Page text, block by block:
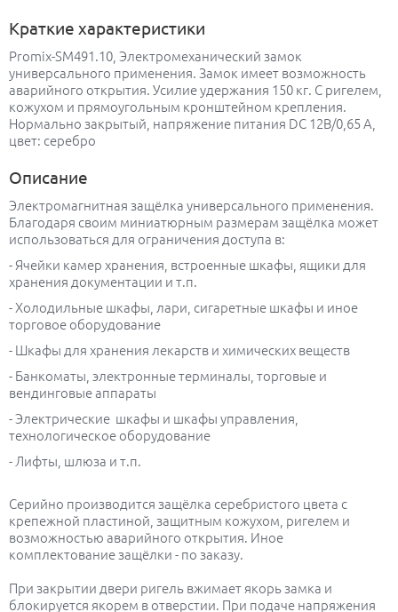
Краткие характеристики
Promix-SM491.10, Электромеханический замок
универсального применения. Замок имеет возможность
аварийного открытия. Усилие удержания 150 кг. С ригелем,
кожухом и прямоугольным кронштейном крепления.
Нормально закрытый, напряжение питания DC 12В/0,65 А,
цвет: серебро
Описание
Электромагнитная защёлка универсального применения.
Благодаря своим миниатюрным размерам защёлка может
использоваться для ограничения доступа в:
- Ячейки камер хранения, встроенные шкафы, ящики для
хранения документации и т.п.
- Холодильные шкафы, лари, сигаретные шкафы и иное
торговое оборудование
- Шкафы для хранения лекарств и химических веществ
- Банкоматы, электронные терминалы, торговые и
вендинговые аппараты
- Электрические шкафы и шкафы управления,
технологическое оборудование
- Лифты, шлюза и т.п.
Серийно производится защёлка серебристого цвета с
крепежной пластиной, защитным кожухом, ригелем и
возможностью аварийного открытия. Иное
комплектование защёлки - по заказу.
При закрытии двери ригель вжимает якорь замка и
блокируется якорем в отверстии. При подаче напряжения